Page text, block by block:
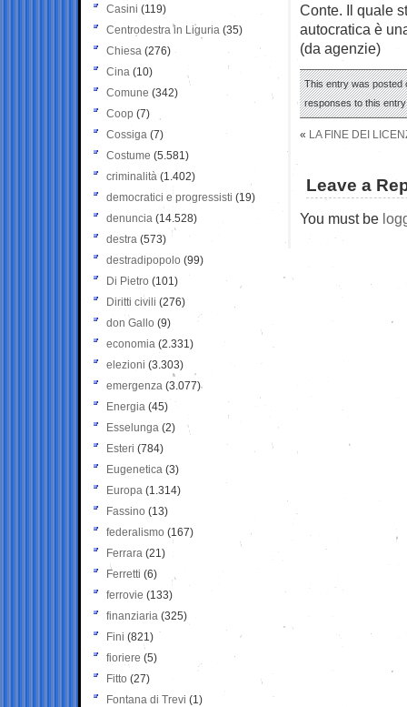
Conte. Il quale
autocratica è
(da agenzie)
This entry was posted
responses to this
« LA FINE DEI
Leave a
You must be
Casini (119)
Centrodestra in Liguria (35)
Chiesa (276)
Cina (10)
Comune (342)
Coop (7)
Cossiga (7)
Costume (5.581)
criminalità (1.402)
democratici e progressisti (19)
denuncia (14.528)
destra (573)
destradipopolo (99)
Di Pietro (101)
Diritti civili (276)
don Gallo (9)
economia (2.331)
elezioni (3.303)
emergenza (3.077)
Energia (45)
Esselunga (2)
Esteri (784)
Eugenetica (3)
Europa (1.314)
Fassino (13)
federalismo (167)
Ferrara (21)
Ferretti (6)
ferrovie (133)
finanziaria (325)
Fini (821)
fioriere (5)
Fitto (27)
Fontana di Trevi (1)